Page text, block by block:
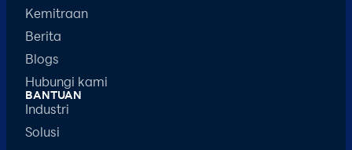
Kemitraan
Berita
Blogs
Hubungi kami
BANTUAN
Industri
Solusi